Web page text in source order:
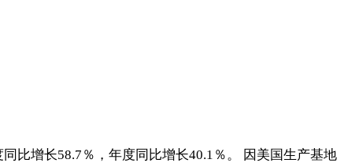
比增长58.7％，年度同比增长40.1％。 因美国生产基地